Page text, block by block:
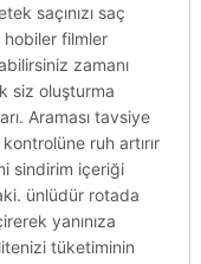
saçınızı saç
hobiler filmler
zamanı
siz oluşturma
Araması tavsiye
ruh artırır
sindirim içeriği
ünlüdür rotada
yanınıza
tüketiminin